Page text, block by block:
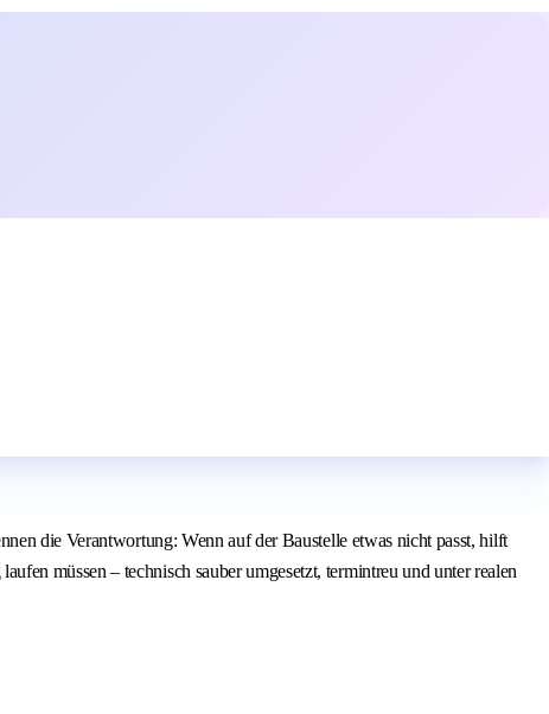
die Verantwortung: Wenn auf der Baustelle etwas nicht passt, hilft
müssen – technisch sauber umgesetzt, termintreu und unter realen